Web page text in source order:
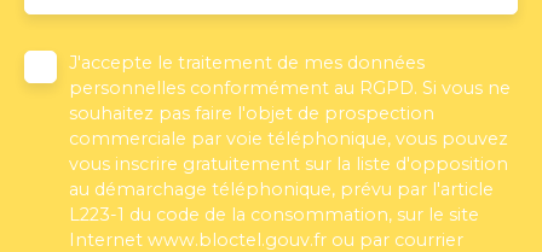
J'accepte le traitement de mes données
personnelles conformément au RGPD. Si vous ne
souhaitez pas faire l'objet de prospection
commerciale par voie téléphonique, vous pouvez
vous inscrire gratuitement sur la liste d'opposition
au démarchage téléphonique, prévu par l'article
L223-1 du code de la consommation, sur le site
Internet www.bloctel.gouv.fr ou par courrier